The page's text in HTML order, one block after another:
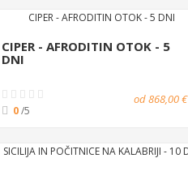
CIPER - AFRODITIN OTOK - 5
DNI
0/5
od 868,00 €